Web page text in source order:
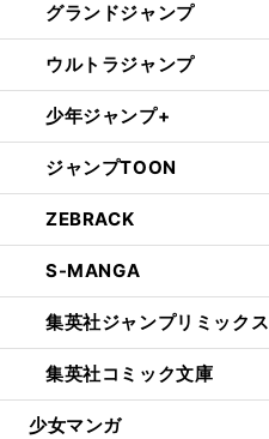
グランドジャンプ
ウルトラジャンプ
少年ジャンプ+
ジャンプTOON
ZEBRACK
S-MANGA
集英社ジャンプリミックス
集英社コミック文庫
少女マンガ